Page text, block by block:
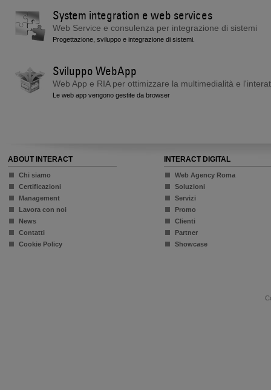
System integration e web services
Web Service e consulenza per integrazione di sistemi
Progettazione, sviluppo e integrazione di sistemi.
Sviluppo WebApp
Web App e RIA per ottimizzare la multimedialità e
Le web app vengono gestite da browser
ABOUT INTERACT
Chi siamo
Certificazioni
Management
Lavora con noi
News
Contatti
Cookie Policy
INTERACT DIGITAL
Web Agency Roma
Soluzioni
Servizi
Promo
Clienti
Partner
Showcase